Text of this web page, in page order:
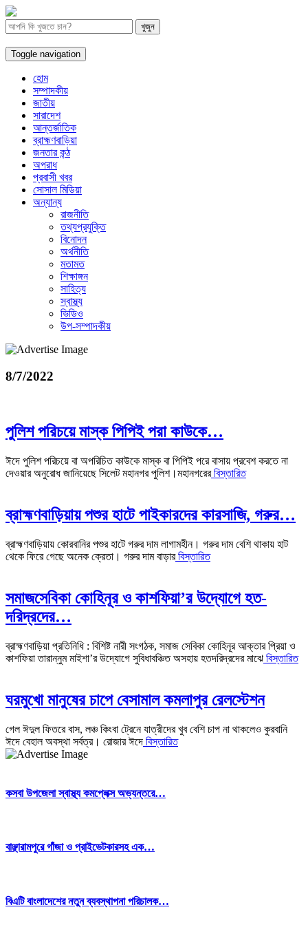
Toggle navigation
হোম
সম্পাদকীয়
জাতীয়
সারাদেশ
আন্তর্জাতিক
ব্রাহ্মণবাড়িয়া
জনতার কন্ঠ
অপরাধ
প্রবাসী খবর
সোসাল মিডিয়া
অন্যান্য
রাজনীতি
তথ্যপ্রযুক্তি
বিনোদন
অর্থনীতি
মতামত
শিক্ষাঙ্গন
সাহিত্য
স্বাস্থ্য
ভিডিও
উপ-সম্পাদকীয়
8/7/2022
পুলিশ পরিচয়ে মাস্ক পিপিই পরা কাউকে…
ঈদে পুলিশ পরিচয়ে বা অপরিচিত কাউকে মাস্ক বা পিপিই পরে বাসায় প্রবেশ করতে না
দেওয়ার অনুরোধ জানিয়েছে সিলেট মহানগর পুলিশ।মহানগরেরবিস্তারিত
ব্রাহ্মণবাড়িয়ায় পশুর হাটে পাইকারদের কারসাজি, গরুর…
ব্রাহ্মণবাড়িয়ায় কোরবানির পশুর হাটে গরুর দাম লাগামহীন। গরুর দাম বেশি থাকায় হাট
থেকে ফিরে গেছে অনেক ক্রেতা। গরুর দাম বাড়ারবিস্তারিত
সমাজসেবিকা কোহিনূর ও কাশফিয়া’র উদ্যোগে হত-
দরিদ্রদের…
ব্রাহ্মণবাড়িয়া প্রতিনিধি : বিশিষ্ট নারী সংগঠক, সমাজ সেবিকা কোহিনূর আক্তার প্রিয়া ও
কাশফিয়া তারান্নুম মাইশা’র উদ্যোগে সুবিধাবঞ্চিত অসহায় হতদরিদ্রদের মাঝে বিস্তারিত
ঘরমুখো মানুষের চাপে বেসামাল কমলাপুর রেলস্টেশন
গেল ঈদুল ফিতরে বাস, লঞ্চ কিংবা ট্রেনে যাত্রীদের খুব বেশি চাপ না থাকলেও কুরবানি
ঈদে বেহাল অবস্থা সর্বত্র। রোজার ঈদে বিস্তারিত
কসবা উপজেলা স্বাস্থ্য কমপ্লেক্স অভ্যন্তরে…
বাঞ্ছারামপুরে গাঁজা ও প্রাইভেটকারসহ এক…
বিএটি বাংলাদেশের নতুন ব্যবস্থাপনা পরিচালক…